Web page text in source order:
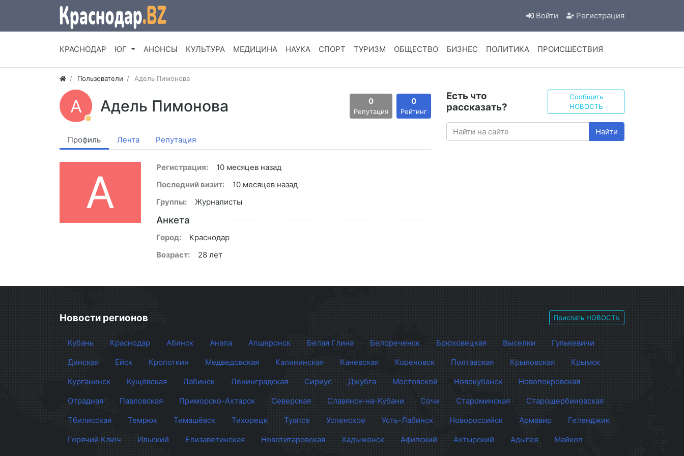
Войти Регистрация
КРАСНОДАР ЮГ АНОНСЫ КУЛЬТУРА МЕДИЦИНА НАУКА СПОРТ ТУРИЗМ ОБЩЕСТВО БИЗНЕС ПОЛИТИКА ПРОИСШЕСТВИЯ
Пользователи Адель Пимонова
А Адель Пимонова 0
Репутация
0
Рейтинг
Профиль Лента Репутация
А Регистрация:
10 месяцев назад
Последний визит:
10 месяцев назад
Группы:
Журналисты
Анкета
Город:
Краснодар
Возраст:
28 лет
Есть что
рассказать?
Сообщить
НОВОСТЬ
Найти
Новости регионов Прислать НОВОСТЬ
Кубань Краснодар Абинск Анапа Апшеронск Белая Глина Белореченск Брюховецкая Выселки
Гулькевичи
Динская
Ейск Кропоткин Медведовская Калининская Каневская Кореновск Полтавская Крыловская
Крымск
Курганинск
Кущёвская Лабинск Ленинградская Сириус Джубга Мостовской Новокубанск
Новопокровская
Отрадная
Павловская Приморско-Ахтарск Северская Славянск-на-Кубани Сочи Староминская
Старощербиновская
Тбилисская
Темрюк Тимашёвск Тихорецк Туапсе Успенское Усть-Лабинск Новороссийск Армавир
Геленджик
Горячий Ключ
Ильский Елизаветинская Новотитаровская Хадыженск Афипский Ахтырский Адыгея
Майкоп